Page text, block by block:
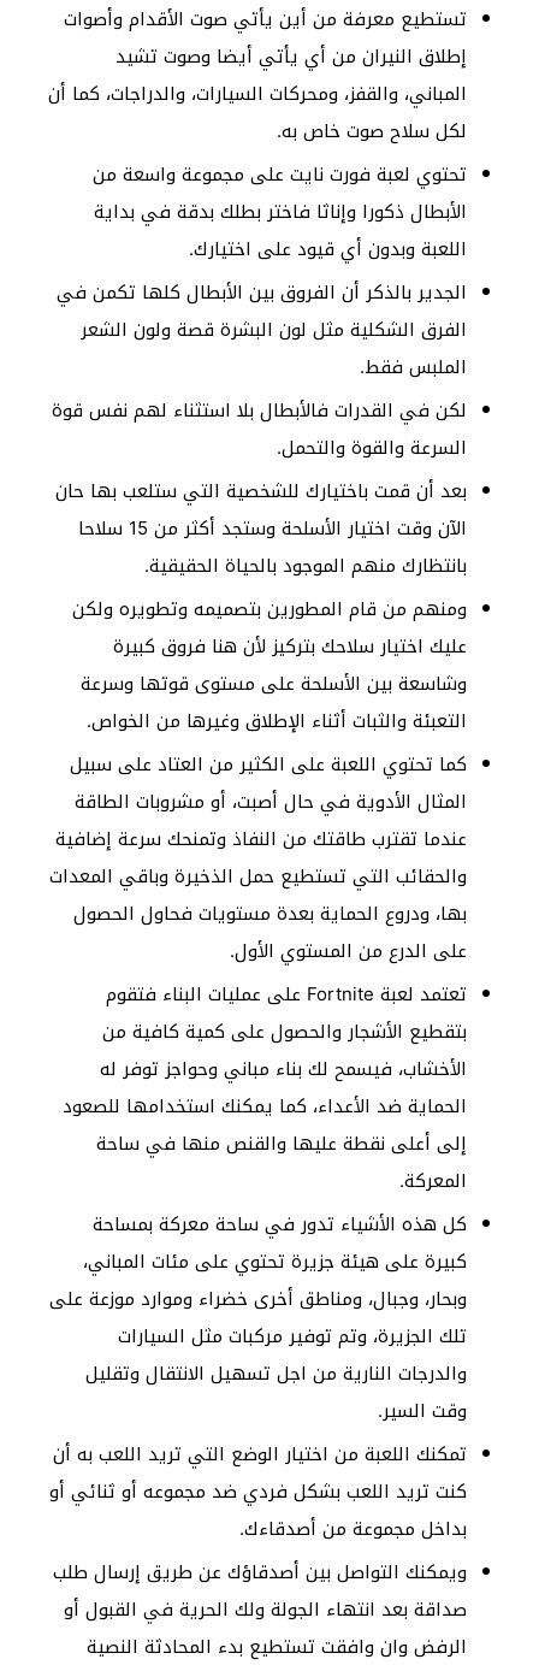
تستطيع معرفة من أين يأتي صوت الأقدام وأصوات
إطلاق النيران من أي يأتي أيضا وصوت تشيد
المباني، والقفز، ومحركات السيارات، والدراجات، كما أن
لكل سلاح صوت خاص به.
تحتوي لعبة فورت نايت على مجموعة واسعة من
الأبطال ذكورا وإناثا فاختر بطلك بدقة في بداية
اللعبة وبدون أي قيود على اختيارك.
الجدير بالذكر أن الفروق بين الأبطال كلها تكمن في
الفرق الشكلية مثل لون البشرة قصة ولون الشعر
الملبس فقط.
لكن في القدرات فالأبطال بلا استثناء لهم نفس قوة
السرعة والقوة والتحمل.
بعد أن قمت باختيارك للشخصية التي ستلعب بها حان
الآن وقت اختيار الأسلحة وستجد أكثر من 15 سلاحا
بانتظارك منهم الموجود بالحياة الحقيقية.
ومنهم من قام المطورين بتصميمه وتطويره ولكن
عليك اختيار سلاحك بتركيز لأن هنا فروق كبيرة
وشاسعة بين الأسلحة على مستوى قوتها وسرعة
التعبئة والثبات أثناء الإطلاق وغيرها من الخواص.
كما تحتوي اللعبة على الكثير من العتاد على سبيل
المثال الأدوية في حال أصبت، أو مشروبات الطاقة
عندما تقترب طاقتك من النفاذ وتمنحك سرعة إضافية
والحقائب التي تستطيع حمل الذخيرة وباقي المعدات
بها، ودروع الحماية بعدة مستويات فحاول الحصول
على الدرع من المستوي الأول.
تعتمد لعبة Fortnite على عمليات البناء فتقوم
بتقطيع الأشجار والحصول على كمية كافية من
الأخشاب، فيسمح لك بناء مباني وحواجز توفر له
الحماية ضد الأعداء، كما يمكنك استخدامها للصعود
إلى أعلى نقطة عليها والقنص منها في ساحة
المعركة.
كل هذه الأشياء تدور في ساحة معركة بمساحة
كبيرة على هيئة جزيرة تحتوي على مئات المباني،
وبحار، وجبال، ومناطق أخرى خضراء وموارد موزعة على
تلك الجزيرة، وتم توفير مركبات مثل السيارات
والدرجات النارية من اجل تسهيل الانتقال وتقليل
وقت السير.
تمكنك اللعبة من اختيار الوضع التي تريد اللعب به أن
كنت تريد اللعب بشكل فردي ضد مجموعه أو ثنائي أو
بداخل مجموعة من أصدقاءك.
ويمكنك التواصل بين أصدقاؤك عن طريق إرسال طلب
صداقة بعد انتهاء الجولة ولك الحرية في القبول أو
الرفض وان وافقت تستطيع بدء المحادثة النصية